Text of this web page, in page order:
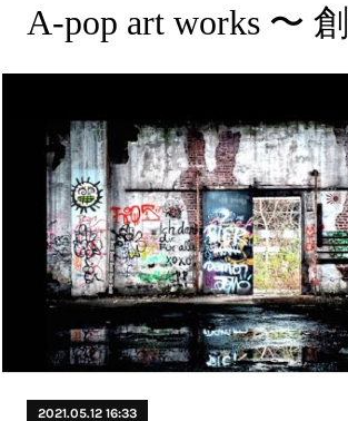
2021.05.12 16:33